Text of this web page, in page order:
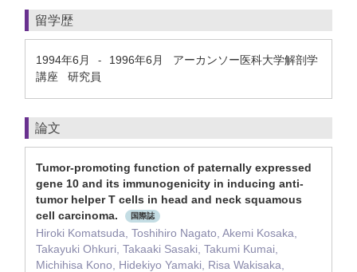
留学歴
1994年6月 - 1996年6月
アーカンソー医科大学解剖学
講座 研究員
論文
Tumor-promoting function of paternally expressed
gene 10 and its immunogenicity in inducing anti-
tumor helper T cells in head and neck squamous
cell carcinoma.
国際誌
Hiroki Komatsuda, Toshihiro Nagato, Akemi Kosaka,
Takayuki Ohkuri, Takaaki Sasaki, Takumi Kumai,
Michihisa Kono, Hidekiyo Yamaki, Risa Wakisaka,